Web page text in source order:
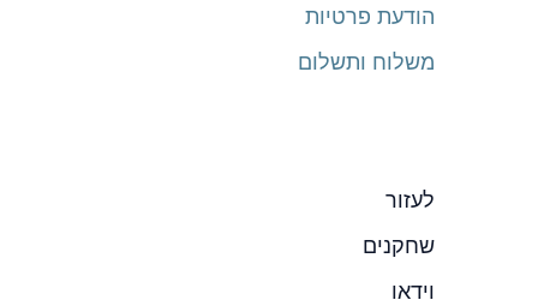
הודעת פרטיות
משלוח ותשלום
לעזור
שחקנים
וידאו